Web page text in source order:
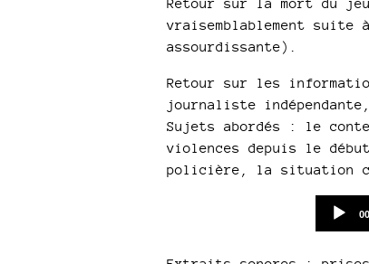
vraisemblablement suite
assourdissante).
Retour sur les
journaliste
Sujets abordés : le
violences depuis le
policière, la situation